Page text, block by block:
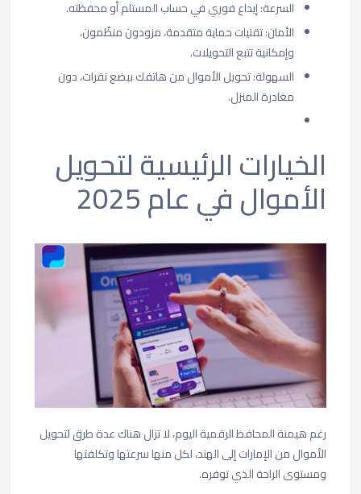
السرعة: إيداع فوري في حساب المستلم أو محفظته.
الأمان: تقنيات حماية متقدمة، مزودون منظّمون،
وإمكانية تتبع التحويلات.
السهولة: تحويل الأموال من هاتفك ببضع نقرات، دون
مغادرة المنزل.
الخيارات الرئيسية لتحويل
الأموال في عام 2025
رغم هيمنة المحافظ الرقمية اليوم، لا تزال هناك عدة طرق لتحويل
الأموال من الإمارات إلى الهند، لكل منها سرعتها وتكلفتها
ومستوى الراحة الذي توفره.